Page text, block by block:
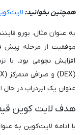
همچنین بخوانید: لایت‌کوین:
افزایش نجومی بود. با
عنوان یک ایردراپ در حال
هدف لایت کوین قیمت ۹۰ دلار است،
با ادامه لایت‌کوین به